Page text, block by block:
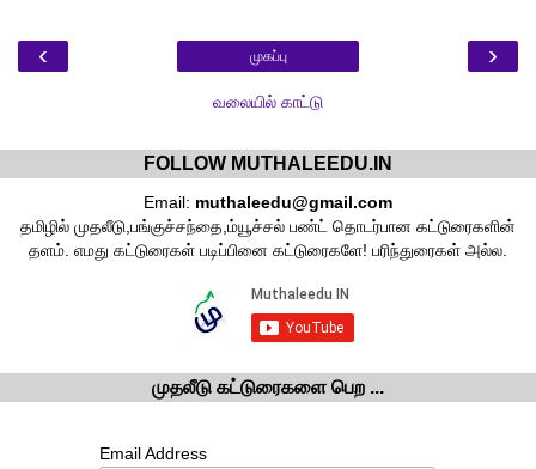
‹ ›
முகப்பு
வலையில் காட்டு
FOLLOW MUTHALEEDU.IN
Email: muthaleedu@gmail.com
தமிழில் முதலீடு,பங்குச்சந்தை,ம்யூச்சல் பண்ட் தொடர்பான கட்டுரைகளின்
தளம். எமது கட்டுரைகள் படிப்பினை கட்டுரைகளே! பரிந்துரைகள் அல்ல.
முதலீடு கட்டுரைகளை பெற ...
Email Address